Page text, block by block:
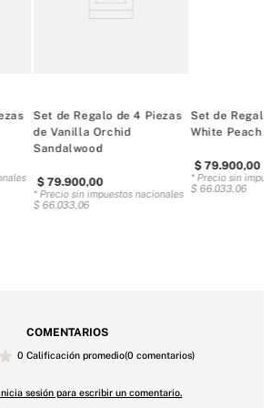
Floral Fresco
Set de Regalo de 4 Piezas
de Vanilla Orchid
Sandalwood
$ 79.900,00
* Precio sin impuestos nacionales
$ 66.033,06
Set de
White Peach
$ 79.900,00
* Precio sin
$ 66.033,06
COMENTARIOS
0 Calificación promedio(0 comentarios)
sesión para escribir un comentario.